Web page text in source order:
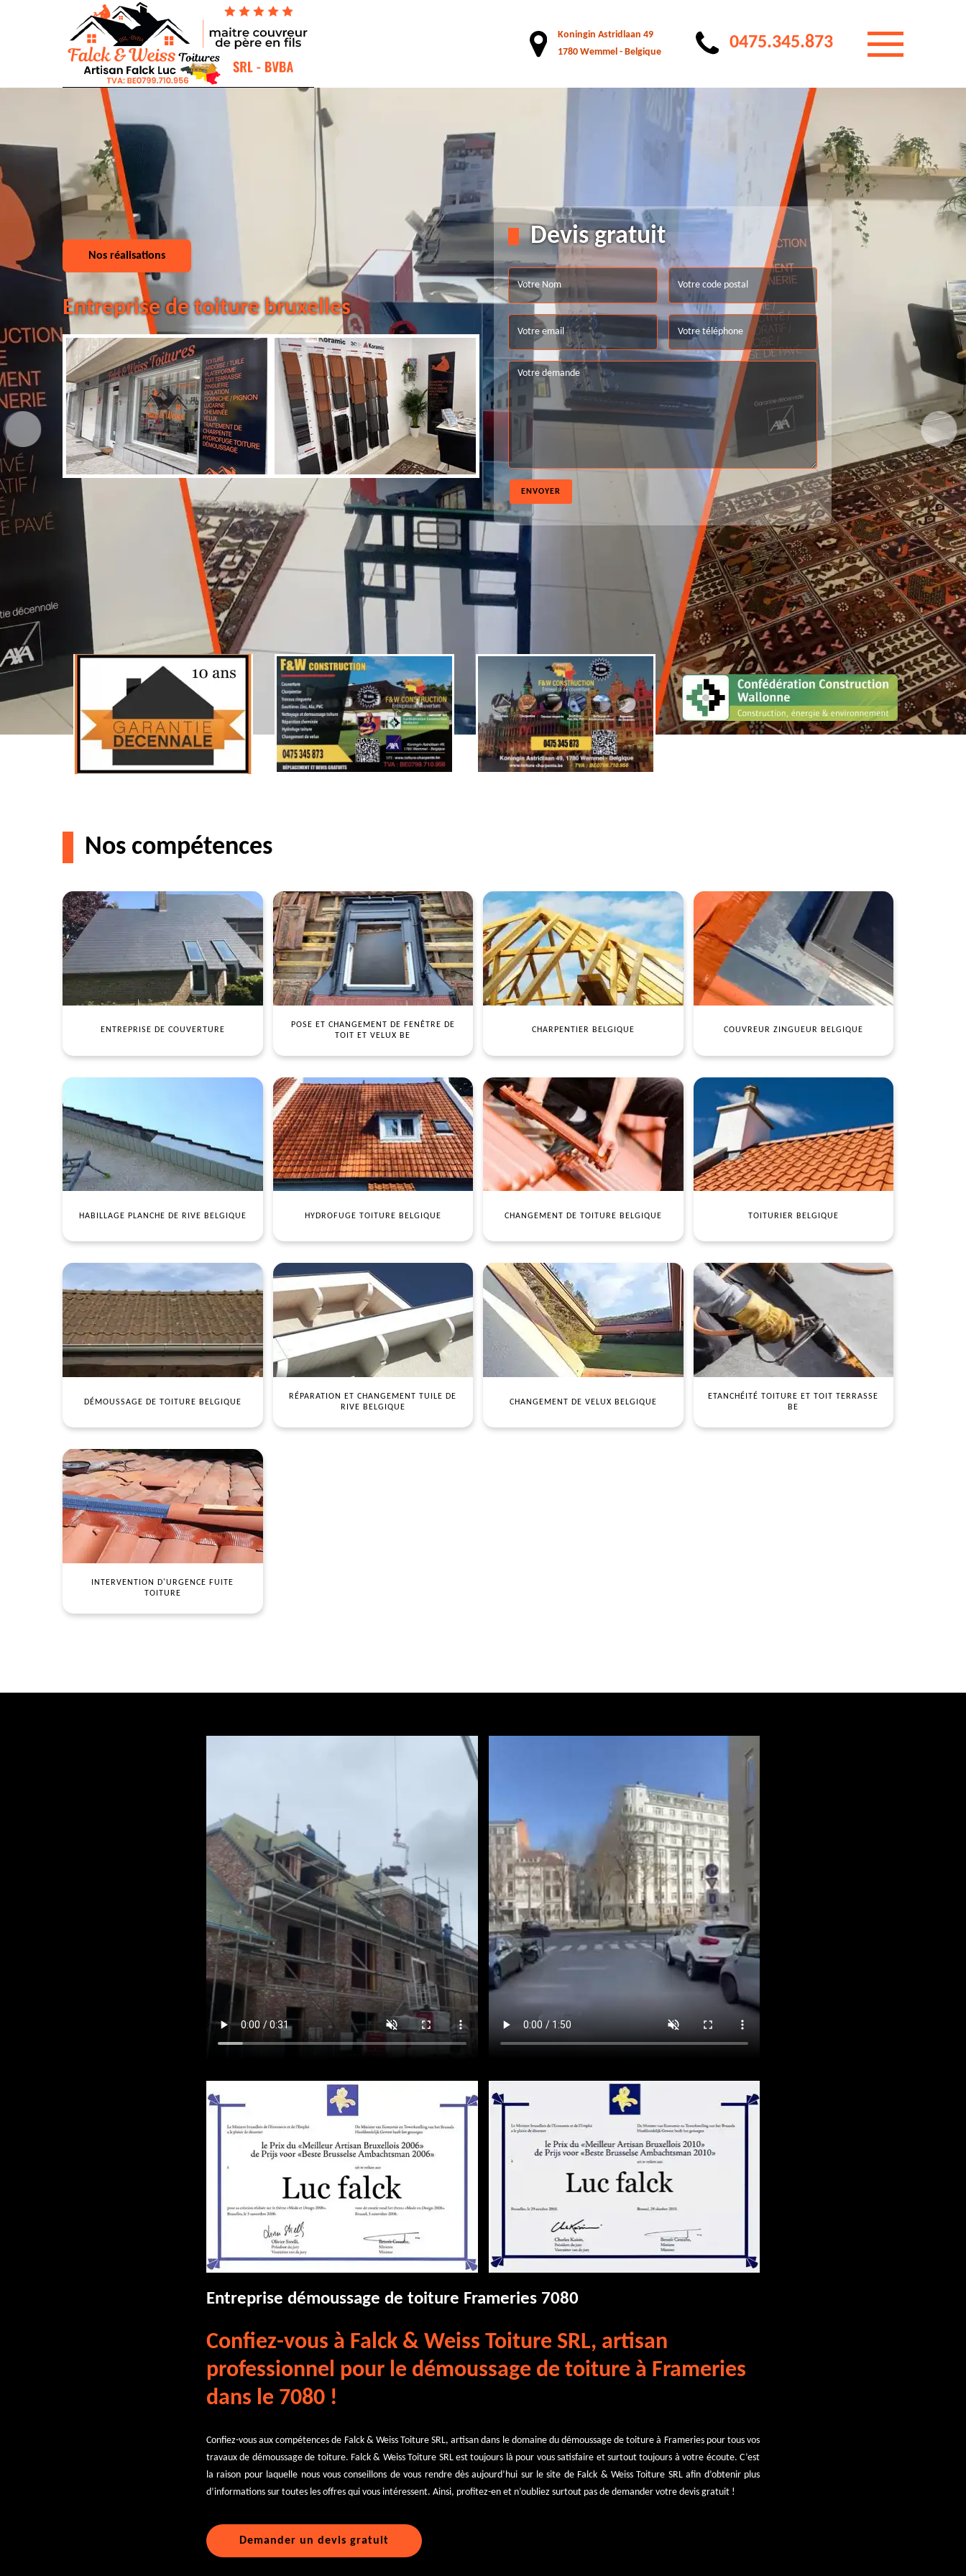
Koningin Astridlaan 49
1780 Wemmel - Belgique
0475.345.873
Nos réalisations
Entreprise de toiture bruxelles
Devis gratuit
Nos compétences
ENTREPRISE DE COUVERTURE
POSE ET CHANGEMENT DE FENÊTRE DE
TOIT ET VELUX BE
CHARPENTIER BELGIQUE COUVREUR ZINGUEUR BELGIQUE
HABILLAGE PLANCHE DE RIVE BELGIQUE HYDROFUGE TOITURE BELGIQUE CHANGEMENT DE TOITURE BELGIQUE TOITURIER BELGIQUE
DÉMOUSSAGE DE TOITURE BELGIQUE
RÉPARATION ET CHANGEMENT TUILE DE
RIVE BELGIQUE
CHANGEMENT DE VELUX BELGIQUE
ETANCHÉITÉ TOITURE ET TOIT TERRASSE
BE
INTERVENTION D'URGENCE FUITE
TOITURE
Entreprise démoussage de toiture Frameries 7080
Confiez-vous à Falck & Weiss Toiture SRL, artisan
professionnel pour le démoussage de toiture à Frameries
dans le 7080 !
Confiez-vous aux compétences de Falck & Weiss Toiture SRL, artisan dans le domaine du démoussage de toiture à Frameries pour tous vos
travaux de démoussage de toiture. Falck & Weiss Toiture SRL est toujours là pour vous satisfaire et surtout toujours à votre écoute. C’est
la raison pour laquelle nous vous conseillons de vous rendre dès aujourd’hui sur le site de Falck & Weiss Toiture SRL afin d’obtenir plus
d’informations sur toutes les offres qui vous intéressent. Ainsi, profitez-en et n’oubliez surtout pas de demander votre devis gratuit !
Demander un devis gratuit